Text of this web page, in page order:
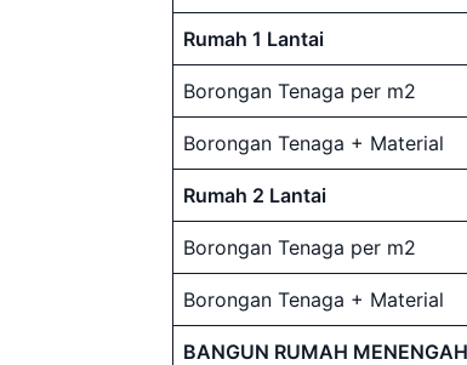
Rumah 1 Lantai
Borongan Tenaga per m2
Borongan Tenaga + Material
Rumah 2 Lantai
Borongan Tenaga per m2
Borongan Tenaga + Material
BANGUN RUMAH